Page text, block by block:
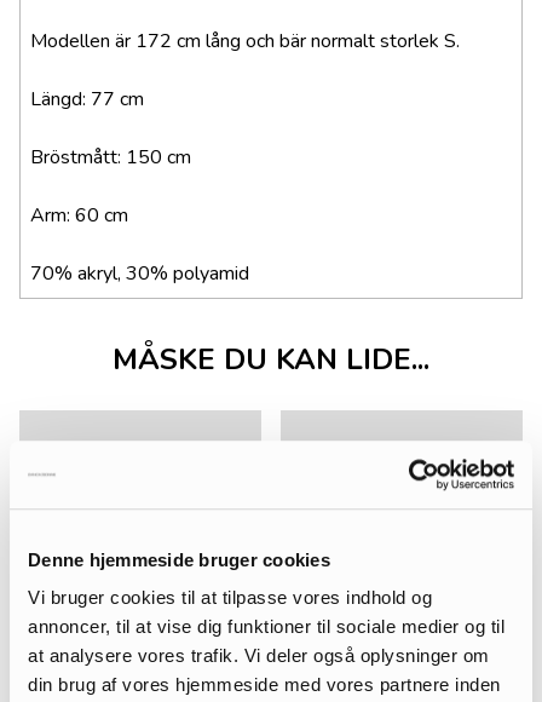
Denne hjemmeside bruger cookies
Vi bruger cookies til at tilpasse vores indhold og
annoncer, til at vise dig funktioner til sociale medier og til
at analysere vores trafik. Vi deler også oplysninger om
din brug af vores hjemmeside med vores partnere inden
Modellen är 172 cm lång och bär normalt storlek S.
Längd: 77 cm
Bröstmått: 150 cm
Arm: 60 cm
70% akryl, 30% polyamid
MÅSKE DU KAN LIDE...